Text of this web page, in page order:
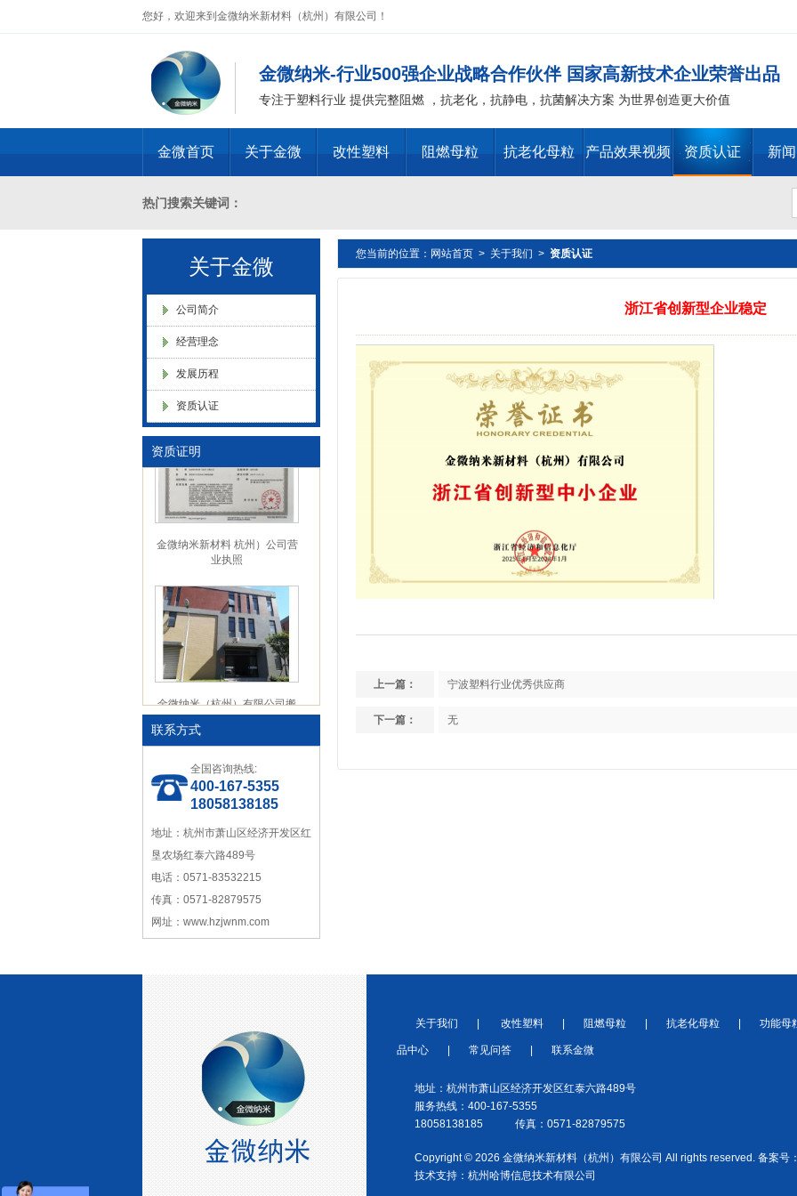
您好，欢迎来到金微纳米新材料（杭州）有限公司！
金微纳米-行业500强企业战略合作伙伴 国家高新技术企业荣誉出品
专注于塑料行业 提供完整阻燃 ，抗老化，抗静电，抗菌解决方案 为世界创造更大价值
金微首页 关于金微 改性塑料 阻燃母粒 抗老化母粒 产品效果视频 资质认证 新
热门搜索关键词：
十溴二苯乙烷母粒，三氧化二锑母粒，三氧化二锑替代物 PVC 无卤阻燃剂 PE阻燃母粒，聚丙烯阻燃 ，PP阻
燃 ABS阻燃 ，PA 阻燃，PET阻燃 ，PBT阻燃 ，环氧树脂阻燃，玻璃钢抗老化化，POM抗老化，PPO 抗老
化，抗静电母粒，阻燃料，抗老化料，环氧树脂抗老化，油漆涂料抗菌防霉 ，化纤纺织阻燃 ，仿真植物抗老化，
关于金微
公司简介
经营理念
发展历程
资质认证
资质证明
浙江省创新型企业稳定
金微纳米新材料 杭州）公司营
业执照
金微纳米（杭州）有限公司搬
新址
中国塑料加工 中国塑料加工协
会改性塑料专业委员会理事单
单位
中国塑料加工工业协会理事
联系方式
全国咨询热线:
400-167-5355
18058138185
地址：杭州市萧山区经济开发区红
垦农场红泰六路489号
电话：0571-83532215
传真：0571-82879575
网址：www.hzjwnm.com
您当前的位置： 网站首页 > 关于我们 > 资质认证
浙江省创新型企业稳定
上一篇： 宁波塑料行业优秀供应商
下一篇： 无
关于我们 改性塑料 阻燃母粒 抗老化母粒 功能母
品中心 常见问答 联系金微
地址：杭州市萧山区经济开发区红泰六路489号
服务热线：400-167-5355
18058138185 传真：0571-82879575
Copyright © 2026 金微纳米新材料（杭州）有限公司 All rights reserved. 备案号
技术支持： 杭州哈博信息技术有限公司